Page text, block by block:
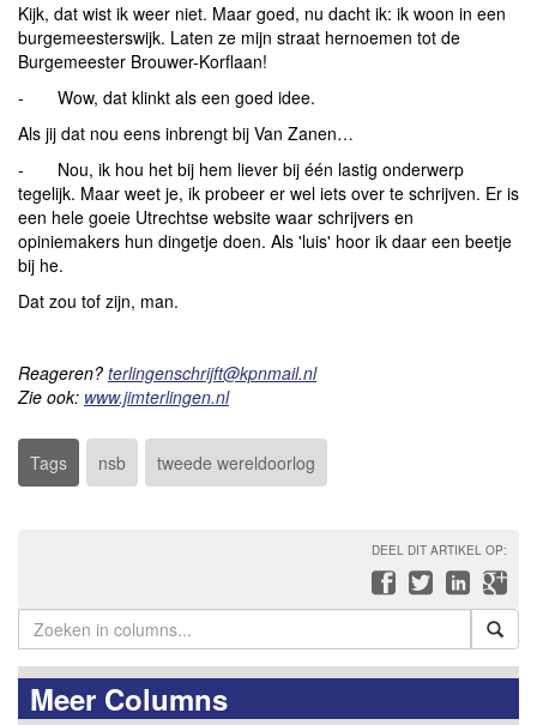
Kijk, dat wist ik weer niet. Maar goed, nu dacht ik: ik woon in een
burgemeesterswijk. Laten ze mijn straat hernoemen tot de
Burgemeester Brouwer-Korflaan!
- Wow, dat klinkt als een goed idee.
Als jij dat nou eens inbrengt bij Van Zanen…
- Nou, ik hou het bij hem liever bij één lastig onderwerp
tegelijk. Maar weet je, ik probeer er wel iets over te schrijven. Er is
een hele goeie Utrechtse website waar schrijvers en
opiniemakers hun dingetje doen. Als 'luis' hoor ik daar een beetje
bij he.
Dat zou tof zijn, man.
Reageren? terlingenschrijft@kpnmail.nl
Zie ook: www.jimterlingen.nl
Tags nsb tweede wereldoorlog
DEEL DIT ARTIKEL OP:
Meer Columns